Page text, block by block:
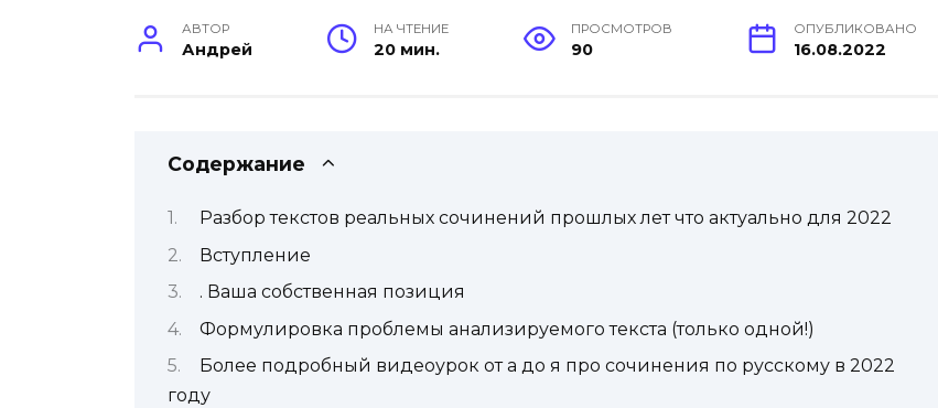
АВТОР
Андрей
НА ЧТЕНИЕ
20 мин.
ПРОСМОТРОВ
90
ОПУБЛИКОВАНО
16.08.2022
Содержание
Разбор текстов реальных сочинений прошлых лет что актуально для 2022
Вступление
. Ваша собственная позиция
Формулировка проблемы анализируемого текста (только одной!)
Более подробный видеоурок от а до я про сочинения по русскому в 2022
году